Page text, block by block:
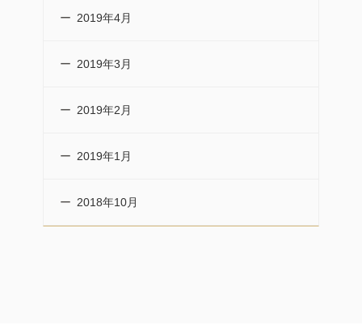
2019年4月
2019年3月
2019年2月
2019年1月
2018年10月